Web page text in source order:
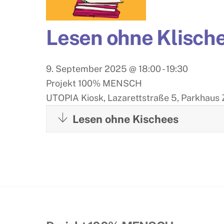
Lesen ohne
9. September 2025 @ 18:00-19:30
Projekt 100% MENSCH
UTOPIA Kiosk, Lazarettstraße 5, Parkhaus
Lesen ohne Kischees